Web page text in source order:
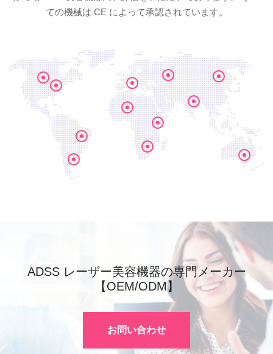
ての機械は CE によって承認されています。
ADSS レーザー美容機器の専門メーカー
【OEM/ODM】
お問い合わせ